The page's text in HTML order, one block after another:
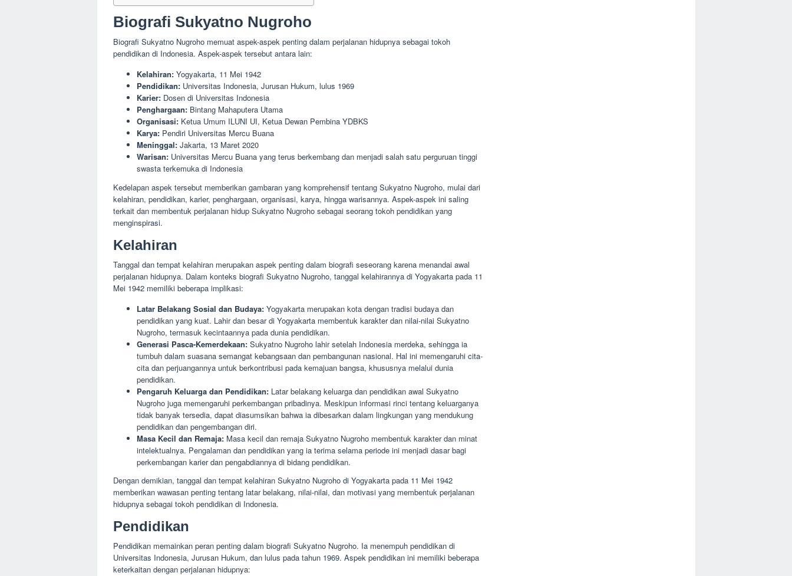
Biografi Sukyatno Nugroho
Biografi Sukyatno Nugroho memuat aspek-aspek penting dalam perjalanan hidupnya sebagai tokoh
pendidikan di Indonesia. Aspek-aspek tersebut antara lain:
Kelahiran: Yogyakarta, 11 Mei 1942
Pendidikan: Universitas Indonesia, Jurusan Hukum, lulus 1969
Karier: Dosen di Universitas Indonesia
Penghargaan: Bintang Mahaputera Utama
Organisasi: Ketua Umum ILUNI UI, Ketua Dewan Pembina YDBKS
Karya: Pendiri Universitas Mercu Buana
Meninggal: Jakarta, 13 Maret 2020
Warisan: Universitas Mercu Buana yang terus berkembang dan menjadi salah satu perguruan tinggi
swasta terkemuka di Indonesia
Kedelapan aspek tersebut memberikan gambaran yang komprehensif tentang Sukyatno Nugroho, mulai dari
kelahiran, pendidikan, karier, penghargaan, organisasi, karya, hingga warisannya. Aspek-aspek ini saling
terkait dan membentuk perjalanan hidup Sukyatno Nugroho sebagai seorang tokoh pendidikan yang
menginspirasi.
Kelahiran
Tanggal dan tempat kelahiran merupakan aspek penting dalam biografi seseorang karena menandai awal
perjalanan hidupnya. Dalam konteks biografi Sukyatno Nugroho, tanggal kelahirannya di Yogyakarta pada 11
Mei 1942 memiliki beberapa implikasi:
Latar Belakang Sosial dan Budaya: Yogyakarta merupakan kota dengan tradisi budaya dan
pendidikan yang kuat. Lahir dan besar di Yogyakarta membentuk karakter dan nilai-nilai Sukyatno
Nugroho, termasuk kecintaannya pada dunia pendidikan.
Generasi Pasca-Kemerdekaan: Sukyatno Nugroho lahir setelah Indonesia merdeka, sehingga ia
tumbuh dalam suasana semangat kebangsaan dan pembangunan nasional. Hal ini memengaruhi cita-
cita dan perjuangannya untuk berkontribusi pada kemajuan bangsa, khususnya melalui dunia
pendidikan.
Pengaruh Keluarga dan Pendidikan: Latar belakang keluarga dan pendidikan awal Sukyatno
Nugroho juga memengaruhi perkembangan pribadinya. Meskipun informasi rinci tentang keluarganya
tidak banyak tersedia, dapat diasumsikan bahwa ia dibesarkan dalam lingkungan yang mendukung
pendidikan dan pengembangan diri.
Masa Kecil dan Remaja: Masa kecil dan remaja Sukyatno Nugroho membentuk karakter dan minat
intelektualnya. Pengalaman dan pendidikan yang ia terima selama periode ini menjadi dasar bagi
perkembangan karier dan pengabdiannya di bidang pendidikan.
Dengan demikian, tanggal dan tempat kelahiran Sukyatno Nugroho di Yogyakarta pada 11 Mei 1942
memberikan wawasan penting tentang latar belakang, nilai-nilai, dan motivasi yang membentuk perjalanan
hidupnya sebagai tokoh pendidikan di Indonesia.
Pendidikan
Pendidikan memainkan peran penting dalam biografi Sukyatno Nugroho. Ia menempuh pendidikan di
Universitas Indonesia, Jurusan Hukum, dan lulus pada tahun 1969. Aspek pendidikan ini memiliki beberapa
keterkaitan dengan perjalanan hidupnya: